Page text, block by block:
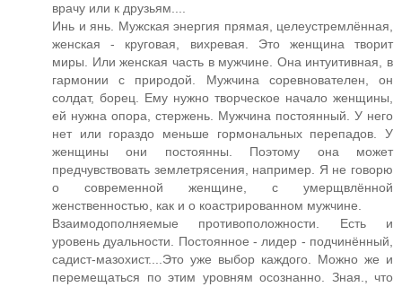
врачу или к друзьям....
Инь и янь. Мужская энергия прямая, целеустремлённая,
женская - круговая, вихревая. Это женщина творит
миры. Или женская часть в мужчине. Она интуитивная, в
гармонии с природой. Мужчина соревнователен, он
солдат, борец. Ему нужно творческое начало женщины,
ей нужна опора, стержень. Мужчина постоянный. У него
нет или гораздо меньше гормональных перепадов. У
женщины они постоянны. Поэтому она может
предчувствовать землетрясения, например. Я не говорю
о современной женщине, с умерщвлённой
женственностью, как и о коастрированном мужчине.
Взаимодополняемые противоположности. Есть и
уровень дуальности. Постоянное - лидер - подчинённый,
садист-мазохист....Это уже выбор каждого. Можно же и
перемещаться по этим уровням осознанно. Зная., что